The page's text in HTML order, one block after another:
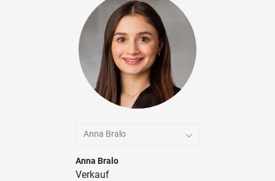
Anna Bralo
Anna Bralo
Verkauf